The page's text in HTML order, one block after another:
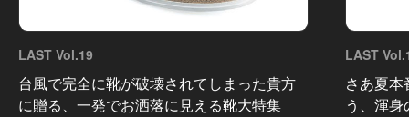
LAST Vol.19
台風で完全に靴が破壊されてしまった貴方
に贈る、一発でお洒落に見える靴大特集
LAST
さあ夏
う、渾